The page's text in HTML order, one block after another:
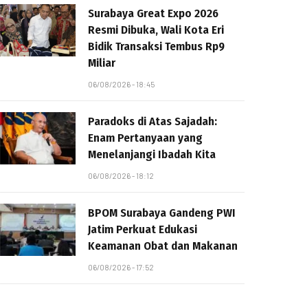
Surabaya Great Expo 2026
Resmi Dibuka, Wali Kota Eri
Bidik Transaksi Tembus Rp9
Miliar
06/08/2026 - 18:45
Paradoks di Atas Sajadah:
Enam Pertanyaan yang
Menelanjangi Ibadah Kita
06/08/2026 - 18:12
BPOM Surabaya Gandeng PWI
Jatim Perkuat Edukasi
Keamanan Obat dan Makanan
06/08/2026 - 17:52